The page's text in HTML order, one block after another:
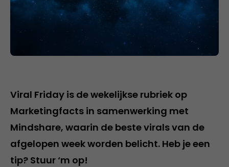
Viral Friday is de wekelijkse rubriek op
Marketingfacts in samenwerking met
Mindshare, waarin de beste virals van de
afgelopen week worden belicht. Heb je een
tip? Stuur ‘m op!